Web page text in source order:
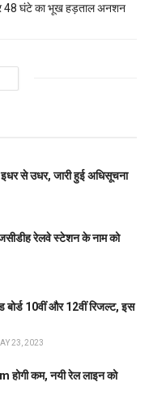
48 घंटे का भूख हड़ताल अनशन
से उधर, जारी हुई अधिसूचना
रेलवे स्टेशन के नाम को
बोर्ड 10वीं और 12वीं रिजल्ट, इस
23, 2023
होगी कम, नयी रेल लाइन को